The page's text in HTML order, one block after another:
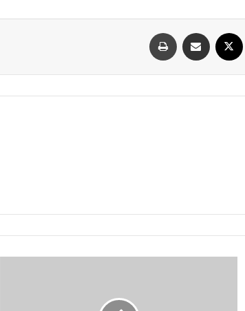
فیسبوک ایکس اشتراک گذاری با ایمیل